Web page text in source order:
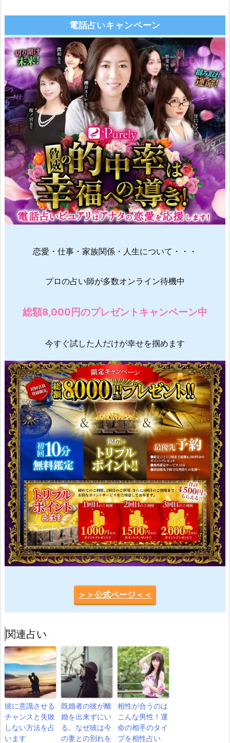
電話占いキャンペーン
恋愛・仕事・家族関係・人生について・・・
プロの占い師が多数オンライン待機中
総額8,000円のプレゼントキャンペーン中
今すぐ試した人だけが幸せを掴めます
＞＞公式ページ＜＜
関連占い
彼に意識させる
チャンスと失敗
しない方法を占
います
既婚者の彼が離
婚を出来ずにい
る。なぜ彼は今
の妻との別れを
相性が合うのは
こんな男性！運
命の相手のタイ
プを相性占い